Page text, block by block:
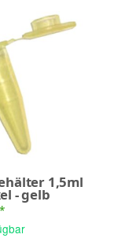
1,5ml
- gelb
*